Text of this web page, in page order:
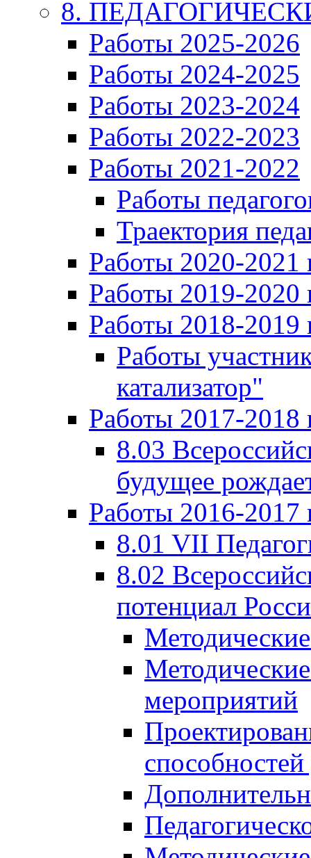
8.
Работы 2025-2026
Работы 2024-2025
Работы 2023-2024
Работы 2022-2023
Работы 2021-2022
Работы
Траектория
Работы 2020-2021
Работы 2019-2020
Работы 2018-2019
Работы
катализатор"
Работы 2017-2018
8.03
будущее
Работы 2016-2017
8.01 VII
8.02
потенциал
мероприятий